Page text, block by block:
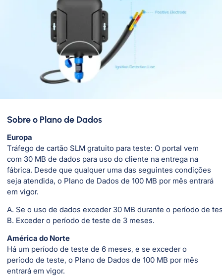
Sobre o Plano de Dados
Europa
Tráfego de cartão SLM gratuito para teste: O portal vem
com 30 MB de dados para uso do cliente na entrega na
fábrica. Desde que qualquer uma das seguintes condições
seja atendida, o Plano de Dados de 100 MB por mês entrará
em vigor.
A. Se o uso de dados exceder 30 MB durante o período de
B. Exceder o período de teste de 3 meses.
América do Norte
Há um período de teste de 6 meses, e se exceder o
período de teste, o Plano de Dados de 100 MB por mês
entrará em vigor.